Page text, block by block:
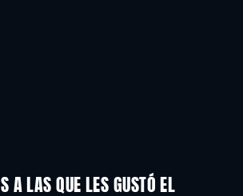
A LAS QUE LES GUSTÓ EL